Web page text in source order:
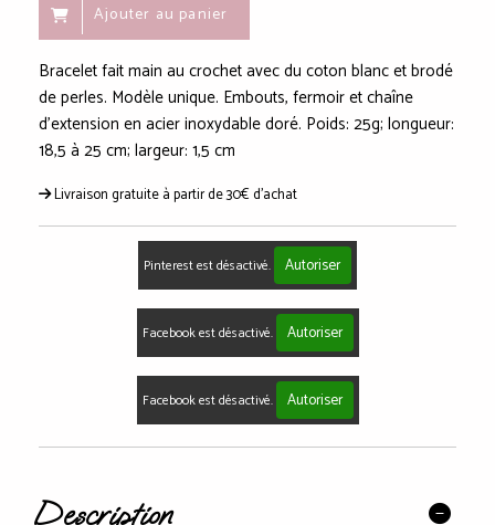
Ajouter au panier
Bracelet fait main au crochet avec du coton blanc et brodé
de perles. Modèle unique. Embouts, fermoir et chaîne
d'extension en acier inoxydable doré. Poids: 25g; longueur:
18,5 à 25 cm; largeur: 1,5 cm
Livraison gratuite à partir de 30€ d'achat
Pinterest est désactivé. Autoriser
Facebook est désactivé. Autoriser
Facebook est désactivé. Autoriser
Description